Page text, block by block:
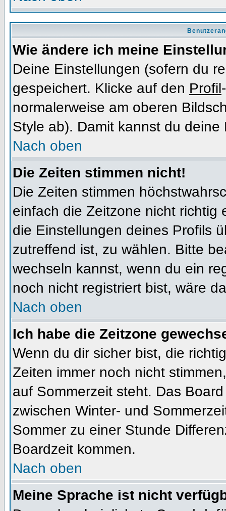
Wie ändere ich meine
Deine Einstellungen (sofern du
gespeichert. Klicke auf den Profil
normalerweise am oberen
Style ab). Damit kannst du
Nach oben
Die Zeiten stimmen nicht!
Die Zeiten stimmen
einfach die Zeitzone nicht richtig
die Einstellungen deines Profils
zutreffend ist, zu wählen. Bitte
wechseln kannst, wenn du ein
noch nicht registriert bist, wäre
Nach oben
Ich habe die Zeitzone
Wenn du dir sicher bist, die
Zeiten immer noch nicht
auf Sommerzeit steht. Das
zwischen Winter- und
Sommer zu einer Stunde
Boardzeit kommen.
Nach oben
Meine Sprache ist nicht